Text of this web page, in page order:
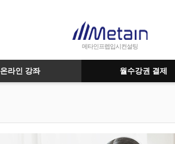
메타인프렙입시컨설팅
온라인 강좌 월수강권 결제